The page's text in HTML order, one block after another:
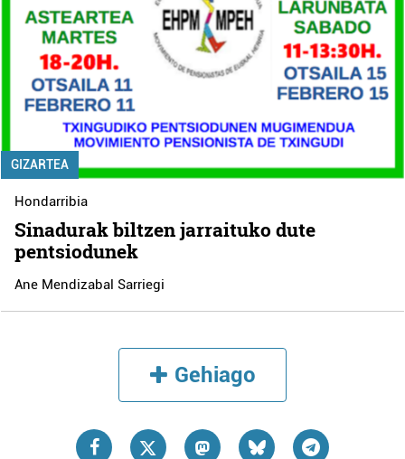
GIZARTEA
Hondarribia
Sinadurak biltzen jarraituko dute
pentsiodunek
Ane Mendizabal Sarriegi
Gehiago